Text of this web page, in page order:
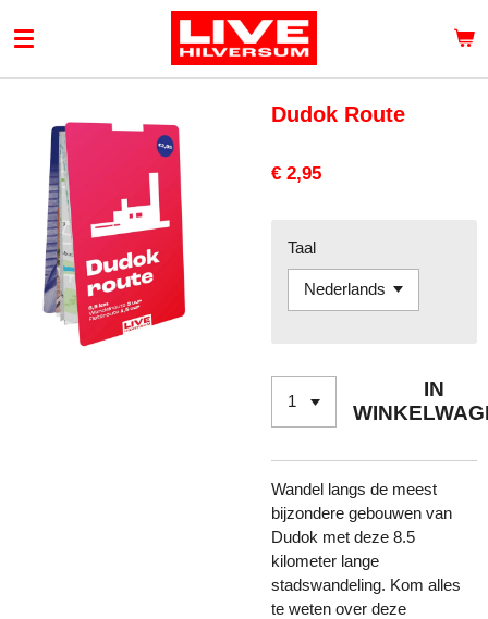
direct
Dudok Route
€ 2,95
Taal
IN
Wandel langs de meest
bijzondere gebouwen van
Dudok met deze 8.5
kilometer lange
stadswandeling. Kom alles
te weten over deze